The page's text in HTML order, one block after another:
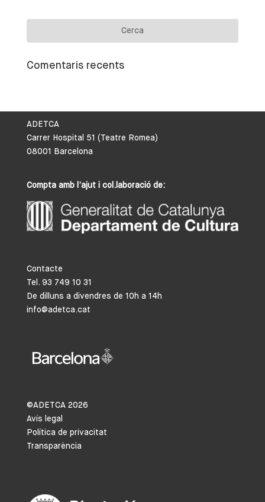
Comentaris recents
ADETCA
Carrer Hospital 51 (Teatre Romea)
08001 Barcelona
Compta amb l’ajut i col.laboració de:
Contacte
Tel. 93 749 10 31
De dilluns a divendres de 10h a 14h
info@adetca.cat
©ADETCA 2026
Avís legal
Política de privacitat
Transparència